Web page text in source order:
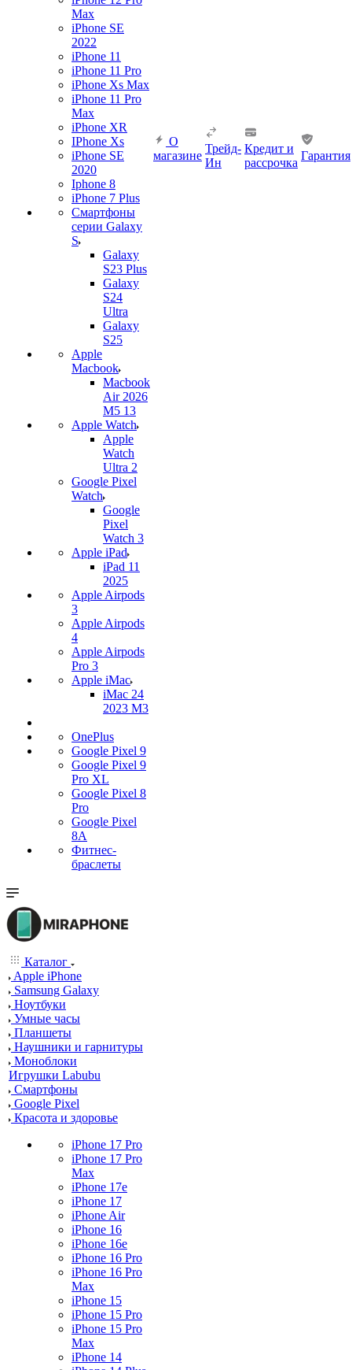
Max
iPhone SE
2022
iPhone 11
iPhone 11 Pro
iPhone Xs Max
iPhone 11 Pro
Max
iPhone XR
IPhone Xs
iPhone SE
2020
Iphone 8
iPhone 7 Plus
Смартфоны
серии Galaxy
S
Galaxy
S23 Plus
Galaxy
S24
Ultra
Galaxy
S25
Apple
Macbook
Macbook
Air 2026
M5 13
Apple Watch
Apple
Watch
Ultra 2
Google Pixel
Watch
Google
Pixel
Watch 3
Apple iPad
iPad 11
2025
Apple Airpods
3
Apple Airpods
4
Apple Airpods
Pro 3
Apple iMac
iMac 24
2023 M3
OnePlus
Google Pixel 9
Google Pixel 9
Pro XL
Google Pixel 8
Pro
Google Pixel
8A
Фитнес-
браслеты
О
магазине
Трейд-
Ин
Кредит и
рассрочка
Гарантия
Каталог
Apple iPhone
Samsung Galaxy
Ноутбуки
Умные часы
Планшеты
Наушники и гарнитуры
Моноблоки
Игрушки Labubu
Смартфоны
Google Pixel
Красота и здоровье
iPhone 17 Pro
iPhone 17 Pro
Max
iPhone 17e
iPhone 17
iPhone Air
iPhone 16
iPhone 16e
iPhone 16 Pro
iPhone 16 Pro
Max
iPhone 15
iPhone 15 Pro
iPhone 15 Pro
Max
iPhone 14